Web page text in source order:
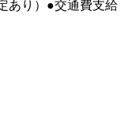
あり）●交通費支給